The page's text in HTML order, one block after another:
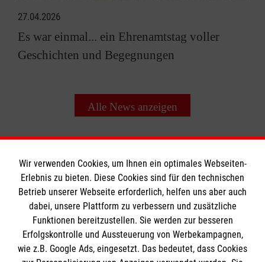
27.04.2026
Es war einmal... ein Ehrenamtstag voller
Geschichten und Begegnungen
Alle News anzeigen
Informationen
Impressum
Datenschutz
Wir verwenden Cookies, um Ihnen ein optimales Webseiten-
Erlebnis zu bieten. Diese Cookies sind für den technischen
Betrieb unserer Webseite erforderlich, helfen uns aber auch
dabei, unsere Plattform zu verbessern und zusätzliche
Funktionen bereitzustellen. Sie werden zur besseren
Erfolgskontrolle und Aussteuerung von Werbekampagnen,
wie z.B. Google Ads, eingesetzt. Das bedeutet, dass Cookies